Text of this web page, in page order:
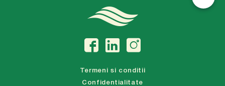
Termeni si conditii
Confidentialitate